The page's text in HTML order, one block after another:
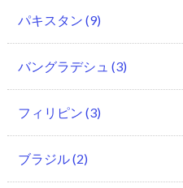
パキスタン (9)
バングラデシュ (3)
フィリピン (3)
ブラジル(2)